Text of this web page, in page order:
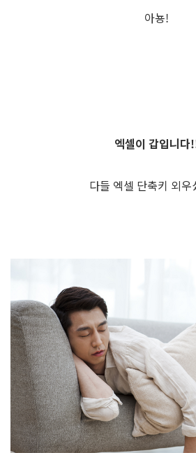
아뇽!
엑셀이 갑입니다
다들 엑셀 단축키 외우